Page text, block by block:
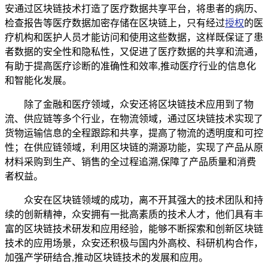
安通过区块链技术打造了医疗数据共享平台，将患者的病历、
检查报告等医疗数据加密存储在区块链上，只有经过授权的医
疗机构和医护人员才能访问和使用这些数据，这样既保证了患
者数据的安全性和隐私性，又促进了医疗数据的共享和流通，
有助于提高医疗诊断的准确性和效率,推动医疗行业的信息化
和智能化发展。
除了金融和医疗领域，众安还将区块链技术应用到了物
流、供应链等多个行业，在物流领域，通过区块链技术实现了
货物运输信息的全程跟踪和共享，提高了物流的透明度和可控
性；在供应链领域，利用区块链的溯源功能，实现了产品从原
材料采购到生产、销售的全过程追溯,保障了产品质量和消费
者权益。
众安在区块链领域的成功，离不开其强大的技术团队和持
续的创新精神，众安拥有一批高素质的技术人才，他们具有丰
富的区块链技术研发和应用经验，能够不断探索和创新区块链
技术的应用场景，众安还积极与国内外高校、科研机构合作，
加强产学研结合,推动区块链技术的发展和应用。